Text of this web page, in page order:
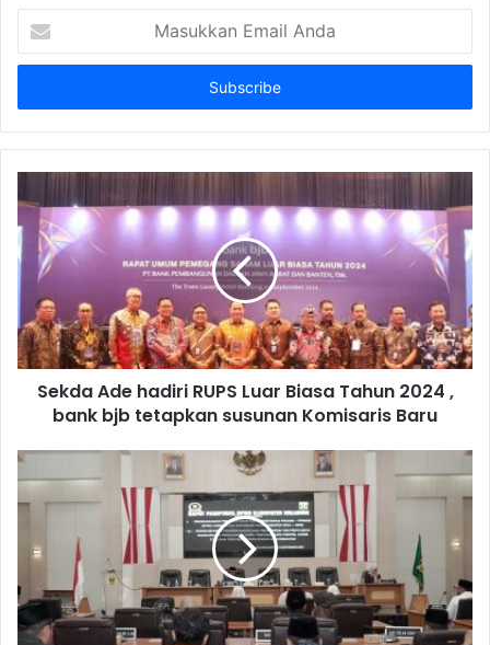
Email
Anda
Sekda Ade hadiri RUPS Luar Biasa Tahun 2024 ,
bank bjb tetapkan susunan Komisaris Baru